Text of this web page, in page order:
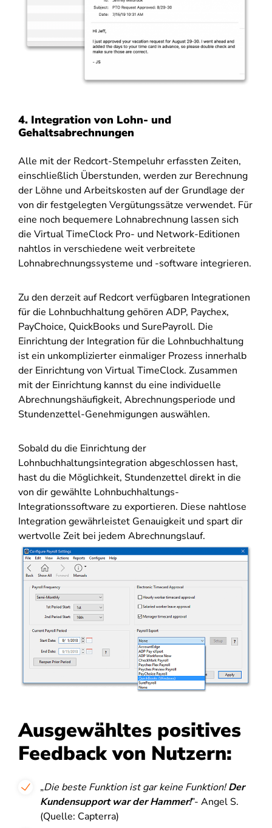
4. Integration von Lohn- und
Gehaltsabrechnungen
Alle mit der Redcort-Stempeluhr erfassten Zeiten,
einschließlich Überstunden, werden zur Berechnung
der Löhne und Arbeitskosten auf der Grundlage der
von dir festgelegten Vergütungssätze verwendet. Für
eine noch bequemere Lohnabrechnung lassen sich
die Virtual TimeClock Pro- und Network-Editionen
nahtlos in verschiedene weit verbreitete
Lohnabrechnungssysteme und -software integrieren.
Zu den derzeit auf Redcort verfügbaren Integrationen
für die Lohnbuchhaltung gehören ADP, Paychex,
PayChoice, QuickBooks und SurePayroll. Die
Einrichtung der Integration für die Lohnbuchhaltung
ist ein unkomplizierter einmaliger Prozess innerhalb
der Einrichtung von Virtual TimeClock. Zusammen
mit der Einrichtung kannst du eine individuelle
Abrechnungshäufigkeit, Abrechnungsperiode und
Stundenzettel-Genehmigungen auswählen.
Sobald du die Einrichtung der
Lohnbuchhaltungsintegration abgeschlossen hast,
hast du die Möglichkeit, Stundenzettel direkt in die
von dir gewählte Lohnbuchhaltungs-
Integrationssoftware zu exportieren. Diese nahtlose
Integration gewährleistet Genauigkeit und spart dir
wertvolle Zeit bei jedem Abrechnungslauf.
Ausgewähltes positives
Feedback von Nutzern:
„Die beste Funktion ist gar keine Funktion!Der
Kundensupport war der Hammer!”- Angel S.
(Quelle: Capterra)